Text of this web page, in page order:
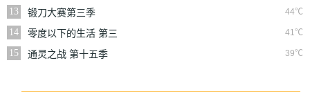
密 第六季
13 44℃
锻刀大赛第三季
14
41℃
零度以下的生活 第三
季
15 39℃
通灵之战 第十五季